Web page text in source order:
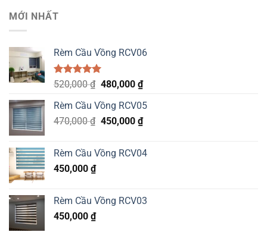
MỚI NHẤT
Rèm Cầu Vồng RCV06
Được xếp
5.00
5 sao
520,000₫ Original
was:
520,000 ₫.
480,000 ₫Current
is:
480,000 ₫.
Rèm Cầu Vồng RCV05
470,000₫ Original
470,000 ₫.
450,000 ₫Current
450,000 ₫.
Rèm Cầu Vồng RCV04
450,000 ₫
Rèm Cầu Vồng RCV03
450,000 ₫